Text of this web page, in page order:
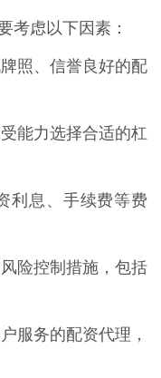
考虑以下因素：
照、信誉良好的配
能力选择合适的杠
利息、手续费等费
险控制措施，包括
服务的配资代理，